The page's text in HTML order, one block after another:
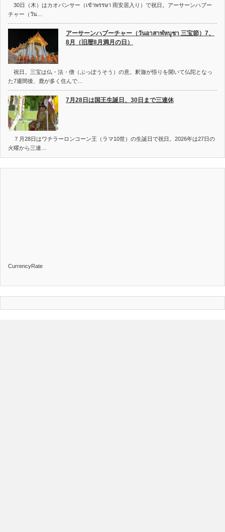
30日（木）はカオパンサー（เข้าพรรษา 雨安居入り）で祝日。アーサーンハブー
チャー（วัน…
アーサーンハブーチャー（วันอาสาฬหบูชา 三宝節）7、
8月（旧暦8月満月の日）
祝日。三宝は仏・法・僧（ぶっぽうそう）の意。釈迦が悟りを開いて仏陀となっ
た7週間後、鹿が多く住んで…
7月28日は国王生誕日、30日まで三連休
７月28日はワチラーロンコーン王（ラマ10世）の生誕日で祝日。2026年は27日の
火曜から三連…
CurrencyRate